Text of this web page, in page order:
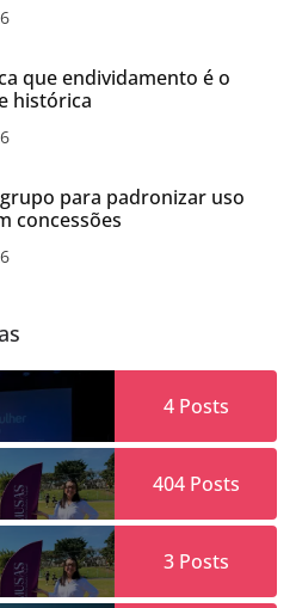
que endividamento é o
histórica
para padronizar uso
concessões
4Posts
404Posts
3Posts